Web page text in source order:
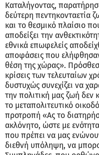
Καταλήγοντας,
δεύτερη πεντηκονταετία
και το θεσμικό πλαίσιο
αποδείξει την
εθνικά επωφελείς
αποφάσεις που
θέση της χώρας».
κρίσεις των τελευταίων
δυστυχώς συνεχίζει να
την πολιτική μας ζωή
το μεταπολιτευτικό
προτροπή «Ας το
ακλόνητo, ώστε με
που πρέπει να μας
διεθνή υπόληψη, να